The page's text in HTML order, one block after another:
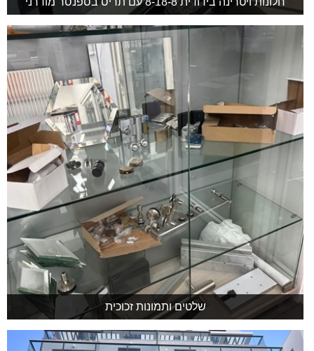
שלטים ותמונות זכוכית